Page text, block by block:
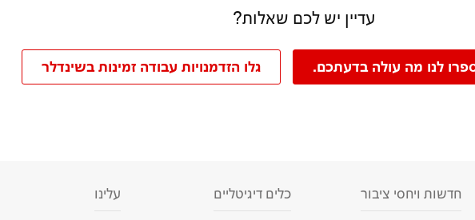
עדיין יש לכם שאלות?
לנו מה עולה בדעתכם. גלו הזדמנויות עבודה זמינות בשינדלר
חדשות ויחסי ציבור כלים דיגיטליים עלינו